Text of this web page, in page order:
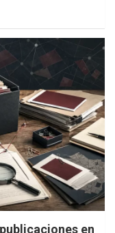
en